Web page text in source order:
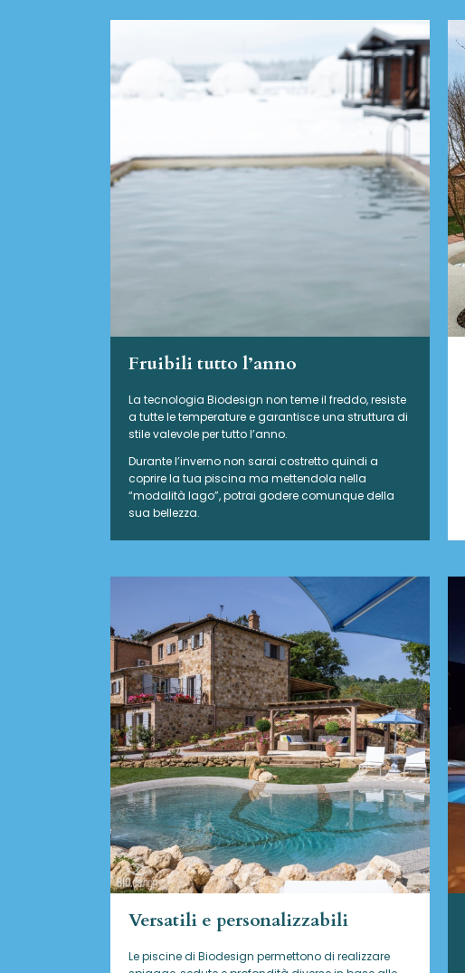
Fruibili tutto l’anno
La tecnologia Biodesign non teme il freddo, resiste
a tutte le temperature e garantisce una struttura di
stile valevole per tutto l’anno.
Durante l’inverno non sarai costretto quindi a
coprire la tua piscina ma mettendola nella
“modalità lago”, potrai godere comunque della
sua bellezza.
Versatili e personalizzabili
Le piscine di Biodesign permettono di realizzare